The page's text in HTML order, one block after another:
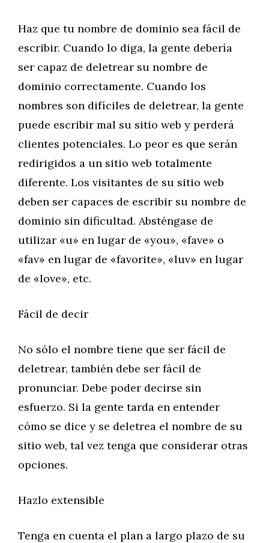
Haz que tu nombre de dominio sea fácil de
escribir. Cuando lo diga, la gente debería
ser capaz de deletrear su nombre de
dominio correctamente. Cuando los
nombres son difíciles de deletrear, la gente
puede escribir mal su sitio web y perderá
clientes potenciales. Lo peor es que serán
redirigidos a un sitio web totalmente
diferente. Los visitantes de su sitio web
deben ser capaces de escribir su nombre de
dominio sin dificultad. Absténgase de
utilizar «u» en lugar de «you», «fave» o
«fav» en lugar de «favorite», «luv» en lugar
de «love», etc.
Fácil de decir
No sólo el nombre tiene que ser fácil de
deletrear, también debe ser fácil de
pronunciar. Debe poder decirse sin
esfuerzo. Si la gente tarda en entender
cómo se dice y se deletrea el nombre de su
sitio web, tal vez tenga que considerar otras
opciones.
Hazlo extensible
Tenga en cuenta el plan a largo plazo de su